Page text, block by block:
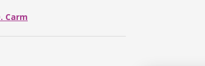
Carm